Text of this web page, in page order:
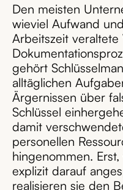
Den meisten
wieviel Aufwand
Arbeitszeit
gehört
alltäglichen
Ärgernissen über
Schlüssel
damit
personellen
hingenommen.
explizit darauf
realisieren sie den